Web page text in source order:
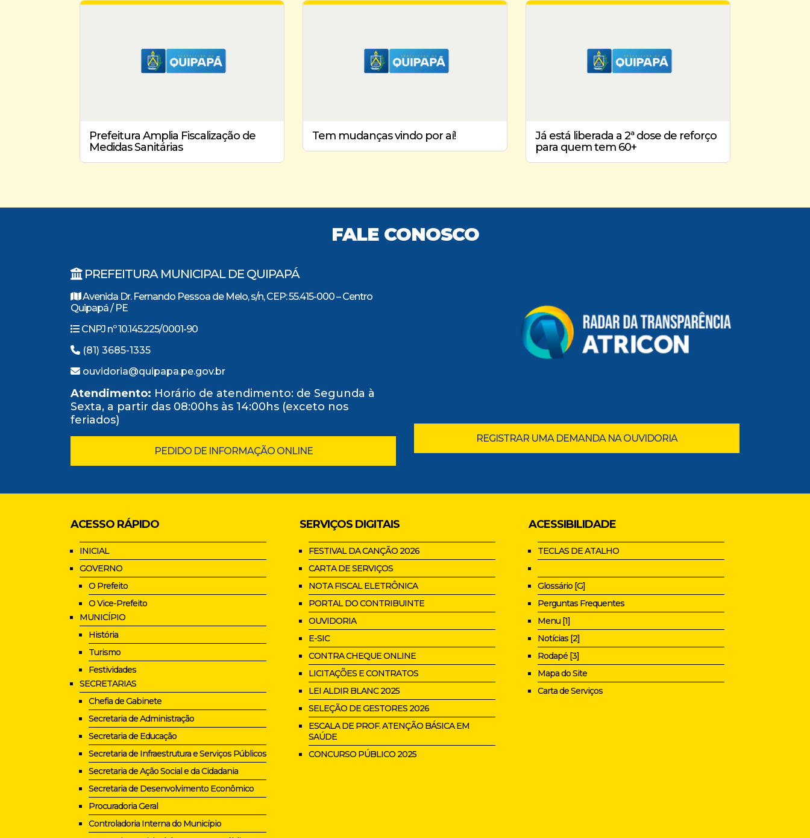
Prefeitura Amplia Fiscalização de
Medidas Sanitárias
Tem mudanças vindo por aí!
Já está liberada a 2ª dose de reforço
para quem tem 60+
FALE CONOSCO
PREFEITURA MUNICIPAL DE QUIPAPÁ
Avenida Dr. Fernando Pessoa de Melo, s/n, CEP: 55.415-000 – Centro
Quipapá / PE
CNPJ nº 10.145.225/0001-90
(81) 3685-1335
ouvidoria@quipapa.pe.gov.br
Atendimento: Horário de atendimento: de Segunda à
Sexta, a partir das 08:00hs às 14:00hs (exceto nos
feriados)
PEDIDO DE INFORMAÇÃO ONLINE
REGISTRAR UMA DEMANDA NA OUVIDORIA
ACESSO RÁPIDO
INICIAL
GOVERNO
O Prefeito
O Vice-Prefeito
MUNICÍPIO
História
Turismo
Festividades
SECRETARIAS
Chefia de Gabinete
Secretaria de Administração
Secretaria de Educação
Secretaria de Infraestrutura e Serviços Públicos
Secretaria de Ação Social e da Cidadania
Secretaria de Desenvolvimento Econômico
Procuradoria Geral
Controladoria Interna do Município
SERVIÇOS DIGITAIS
FESTIVAL DA CANÇÃO 2026
CARTA DE SERVIÇOS
NOTA FISCAL ELETRÔNICA
PORTAL DO CONTRIBUINTE
OUVIDORIA
E-SIC
CONTRA CHEQUE ONLINE
LICITAÇÕES E CONTRATOS
LEI ALDIR BLANC 2025
SELEÇÃO DE GESTORES 2026
ESCALA DE PROF. ATENÇÃO BÁSICA EM
SAÚDE
CONCURSO PÚBLICO 2025
ACESSIBILIDADE
TECLAS DE ATALHO
Glossário [G]
Perguntas Frequentes
Menu [1]
Notícias [2]
Rodapé [3]
Mapa do Site
Carta de Serviços